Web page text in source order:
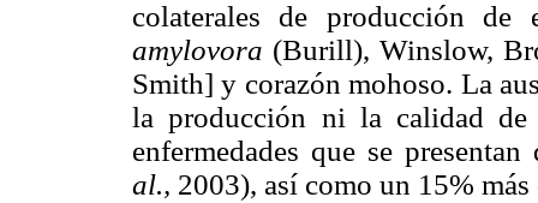
colaterales de producción
amylovora (Burill), Winslow,
Smith] y corazón mohoso. La
la producción ni la calidad
enfermedades que se
al., 2003), así como un 15%